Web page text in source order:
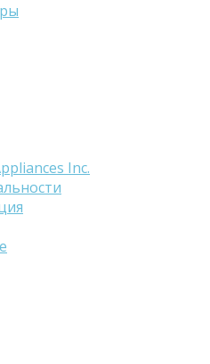
Inc.